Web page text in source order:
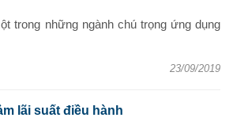
trong những ngành chú trọng ứng dụng
23/09/2019
lãi suất điều hành